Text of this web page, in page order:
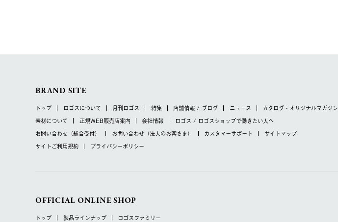
BRAND SITE
トップ ロゴスについて 月刊ロゴス 特集 店舗情報 / ブログ ニュース
カタログ・オリジナルマガジン
素材について
正規WEB販売店案内 会社情報 ロゴス / ロゴスショップで働きたい人へ
お問い合わせ （総合受付） お問い合わせ （法人のお客さま） カスタマーサポート
サイトマップ
サイトご利用規約
プライバシーポリシー
OFFICIAL ONLINE SHOP
トップ 製品ラインナップ ロゴスファミリー